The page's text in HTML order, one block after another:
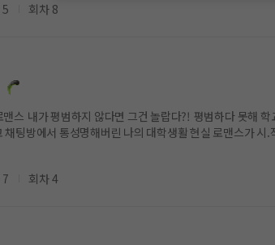
회차 8
스 내가 평범하지 않다면 그건 놀랍다?! 평범하다 못해
처음부터 다짜고짜 'C+만 받는 여자'라고 채팅방에서 통성명해버린 나의 대학생활 현실 로맨스
회차 4